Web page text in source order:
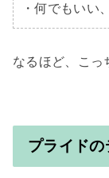
・何でもいい
なるほど、こっ
プライドの